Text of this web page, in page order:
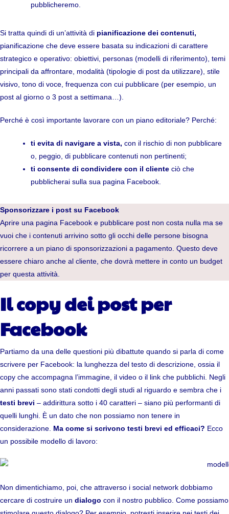
pubblicheremo.
Si tratta quindi di un’attività di pianificazione dei contenuti,
pianificazione che deve essere basata su indicazioni di carattere
strategico e operativo: obiettivi, personas (modelli di riferimento), temi
principali da affrontare, modalità (tipologie di post da utilizzare), stile
visivo, tono di voce, frequenza con cui pubblicare (per esempio, un
post al giorno o 3 post a settimana…).
Perché è così importante lavorare con un piano editoriale? Perché:
ti evita di navigare a vista, con il rischio di non pubblicare
o, peggio, di pubblicare contenuti non pertinenti;
ti consente di condividere con il cliente ciò che
pubblicherai sulla sua pagina Facebook.
Sponsorizzare i post su Facebook
Aprire una pagina Facebook e pubblicare post non costa nulla ma se
vuoi che i contenuti arrivino sotto gli occhi delle persone bisogna
ricorrere a un piano di sponsorizzazioni a pagamento. Questo deve
essere chiaro anche al cliente, che dovrà mettere in conto un budget
per questa attività.
Il copy dei post per
Facebook
Partiamo da una delle questioni più dibattute quando si parla di come
scrivere per Facebook: la lunghezza del testo di descrizione, ossia il
copy che accompagna l’immagine, il video o il link che pubblichi. Negli
anni passati sono stati condotti degli studi al riguardo e sembra che i
testi brevi – addirittura sotto i 40 caratteri – siano più performanti di
quelli lunghi. È un dato che non possiamo non tenere in
considerazione. Ma come si scrivono testi brevi ed efficaci? Ecco
un possibile modello di lavoro:
Non dimentichiamo, poi, che attraverso i social network dobbiamo
cercare di costruire un dialogo con il nostro pubblico. Come possiamo